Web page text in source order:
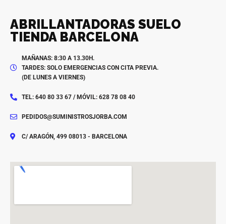
ABRILLANTADORAS SUELO
TIENDA BARCELONA
MAÑANAS: 8:30 A 13.30H.
TARDES: SOLO EMERGENCIAS CON CITA PREVIA.
(DE LUNES A VIERNES)
TEL: 640 80 33 67 / MÓVIL: 628 78 08 40
PEDIDOS@SUMINISTROSJORBA.COM
C/ ARAGÓN, 499 08013 - BARCELONA